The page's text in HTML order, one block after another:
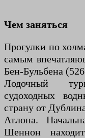
Чем заняться
Прогулки по
самым
Бен-Бульбена
Лодочный
судоходных
страну от
Атлона.
Шеннон